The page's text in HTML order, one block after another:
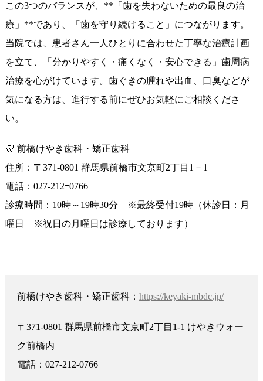
この3つのバランスが、**「歯を失わないための最良の治
療」**であり、「歯を守り続けること」につながります。
当院では、患者さん一人ひとりに合わせた丁寧な治療計画
を立て、「分かりやすく・痛くなく・安心できる」歯周病
治療を心がけています。歯ぐきの腫れや出血、口臭などが
気になる方は、進行する前にぜひお気軽にご相談くださ
い。
🦷 前橋けやき歯科・矯正歯科
住所：〒371-0801 群馬県前橋市文京町2丁目1－1
電話：027-212ｰ0766
診療時間：10時～19時30分 ※最終受付19時（休診日：月
曜日 ※祝日の月曜日は診療しております）
前橋けやき歯科・矯正歯科： https://keyaki-mbdc.jp/
〒371-0801 群馬県前橋市文京町2丁目1-1 けやきウォー
ク前橋内
電話：027-212-0766